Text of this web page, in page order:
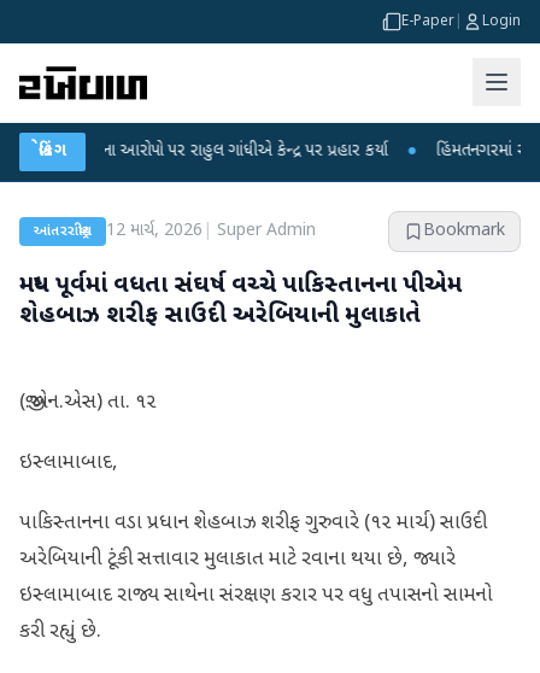
E-Paper Login
બ્રેકિંગ
આરોપો પર રાહુલ ગાંધીએ કેન્દ્ર પર પ્રહાર કર્યા ● હિંમતનગરમાં રહસ્યમય
આંતરરાષ્ટ્રીય 12 માર્ચ, 2026 Super Admin Bookmark
મધ્ય પૂર્વમાં વધતા સંઘર્ષ વચ્ચે પાકિસ્તાનના પીએમ
શેહબાઝ શરીફ સાઉદી અરેબિયાની મુલાકાતે
(જી.એન.એસ) તા. ૧૨
ઇસ્લામાબાદ,
પાકિસ્તાનના વડા પ્રધાન શેહબાઝ શરીફ ગુરુવારે (૧૨ માર્ચ) સાઉદી
અરેબિયાની ટૂંકી સત્તાવાર મુલાકાત માટે રવાના થયા છે, જ્યારે
ઇસ્લામાબાદ રાજ્ય સાથેના સંરક્ષણ કરાર પર વધુ તપાસનો સામનો
કરી રહ્યું છે.